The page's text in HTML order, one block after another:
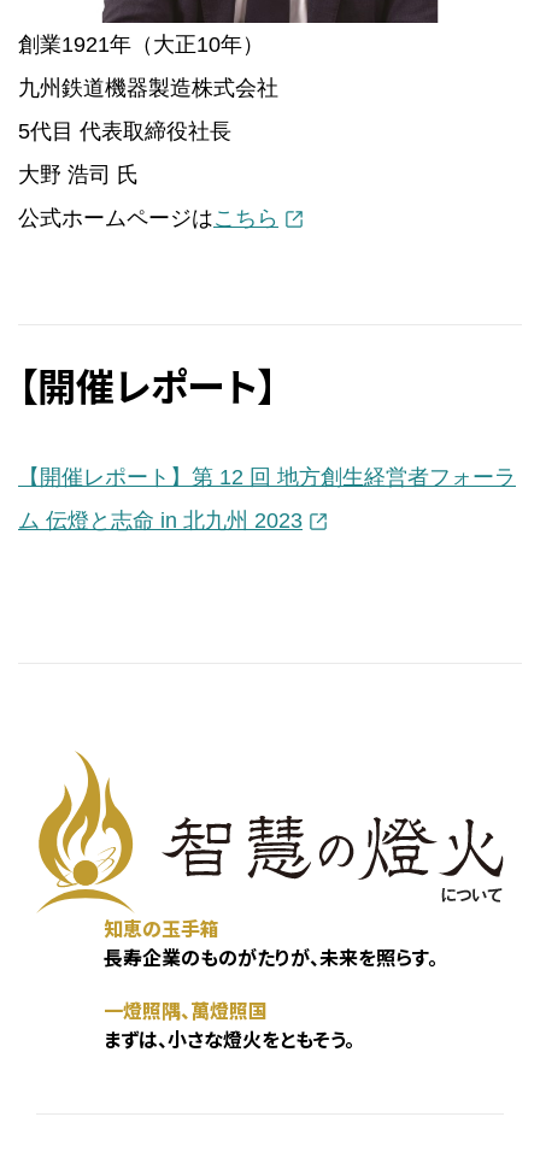
創業1921年（大正10年）
九州鉄道機器製造株式会社
5代目 代表取締役社長
大野 浩司 氏
公式ホームページはこちら
【開催レポート】
【開催レポート】第 12 回 地方創生経営者フォーラ
ム 伝燈と志命 in 北九州 2023
知恵の玉手箱
長寿企業のものがたりが、未来を照らす。
一燈照隅、萬燈照国
まずは、小さな燈火をともそう。